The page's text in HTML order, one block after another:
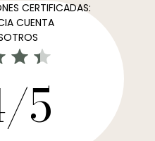
CERTIFICADAS:
CUENTA
5